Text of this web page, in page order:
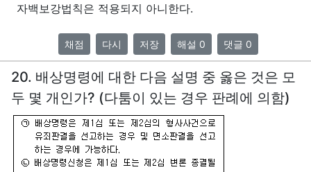
자백보강법칙은 적용되지 아니한다.
채점 다시 저장 해설 0 댓글 0
20. 배상명령에 대한 다음 설명 중 옳은 것은 모
두 몇 개인가? (다툼이 있는 경우 판례에 의함)